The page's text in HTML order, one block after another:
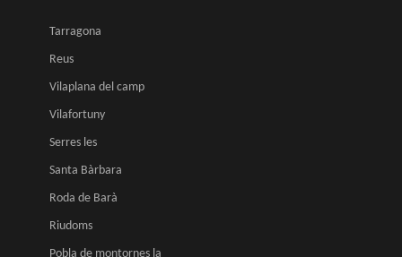
Tarragona
Reus
Vilaplana del camp
Vilafortuny
Serres les
Santa Bàrbara
Roda de Barà
Riudoms
Pobla de montornes la